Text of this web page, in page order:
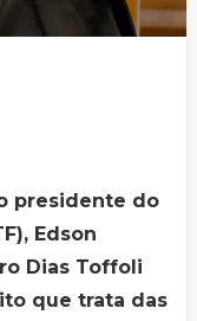
presidente do
Edson
Dias Toffoli
que trata das